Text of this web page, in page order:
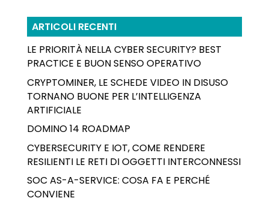
ARTICOLI RECENTI
LE PRIORITÀ NELLA CYBER SECURITY? BEST
PRACTICE E BUON SENSO OPERATIVO
CRYPTOMINER, LE SCHEDE VIDEO IN DISUSO
TORNANO BUONE PER L’INTELLIGENZA
ARTIFICIALE
DOMINO 14 ROADMAP
CYBERSECURITY E IOT, COME RENDERE
RESILIENTI LE RETI DI OGGETTI INTERCONNESSI
SOC AS-A-SERVICE: COSA FA E PERCHÉ
CONVIENE